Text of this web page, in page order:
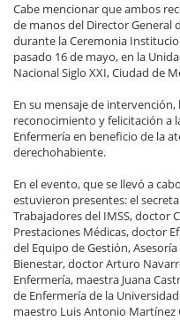
Cabe mencionar que ambos
de manos del Director General
durante la Ceremonia
pasado 16 de mayo, en la
Nacional Siglo XXI, Ciudad de
En su mensaje de
reconocimiento y felicitación a
Enfermería en beneficio de la
derechohabiente.
En el evento, que se llevó a
estuvieron presentes: el
Trabajadores del IMSS, doctor
Prestaciones Médicas, doctor
del Equipo de Gestión,
Bienestar, doctor Arturo
Enfermería, maestra Juana
de Enfermería de la
maestro Luis Antonio Martínez